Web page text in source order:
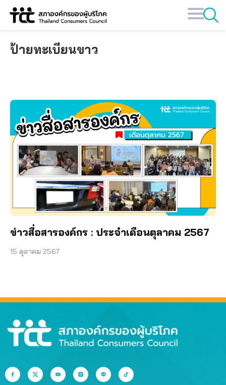
Skip
ป้ายทะเบียนขาว
ข่าวสื่อสารองค์กร : ประจำเดือนตุลาคม 2567
15 ตุลาคม 2567